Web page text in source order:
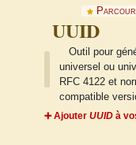
UUID
Outil pour
universel ou
RFC 4122 et
compatible
➕ Ajouter UUID à